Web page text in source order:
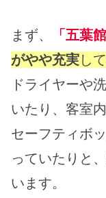
まず、 「五葉館
がやや充実し
ドライヤーや
いたり、客室
セーフティボ
っていたりと
います。